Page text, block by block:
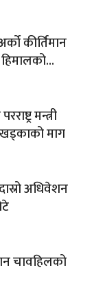
कीर्तिमान
मन्त्री
माग
अधिवेशन
चावहिलको